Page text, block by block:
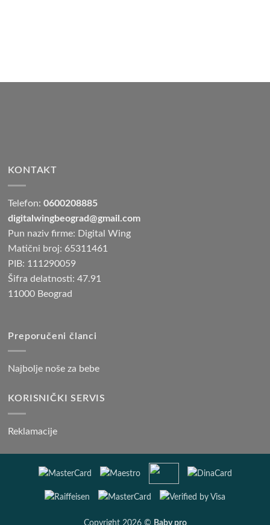
KONTAKT
Telefon:0600208885
digitalwingbeograd@gmail.com
Pun naziv firme: Digital Wing
Matični broj: 65311461
PIB: 111290059
Šifra delatnosti: 47.91
11000 Beograd
Preporučeni članci
Najbolje noše za bebe
KORISNIČKI SERVIS
Reklamacije
Copyright 2026 © Baby pro